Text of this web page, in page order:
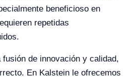
beneficioso en
repetidas
de innovación y calidad,
En Kalstein le ofrecemos